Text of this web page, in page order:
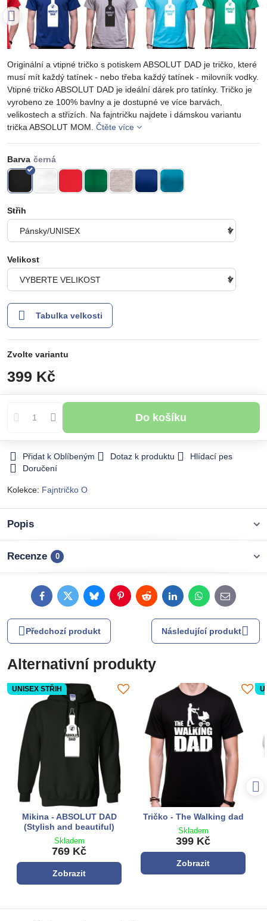
Originální a vtipné tričko s potiskem ABSOLUT DAD je tričko, které
musí mít každý tatínek - nebo třeba každý tatínek - milovník vodky.
Vtipné tričko ABSOLUT DAD je ideální dárek pro tatínky. Tričko je
vyrobeno ze 100% bavlny a je dostupné ve více barvách,
velikostech a střizích. Na fajntričku najdete i dámskou variantu
trička ABSOLUT MOM. Čtěte více
Barva
Střih
Velikost
Tabulka velkosti
Zvolte variantu
399 Kč
Do košíku
Přidat k Oblíbeným Dotaz k produktu
Hlídací pes
Doručení
Kolekce: Fajntričko O
Popis
Recenze 0
FacebookTwitterBlueskyPinterestRedditLinkedInWhatsApp
E-
mail
Předchozí produkt Následující produkt
Alternativní produkty
UNISEX STŘIH
Mikina - ABSOLUT DAD
(Stylish and beautiful)
Skladem
769 Kč
Zobrazit
Tričko - The Walking dad
Skladem
399 Kč
Zobrazit